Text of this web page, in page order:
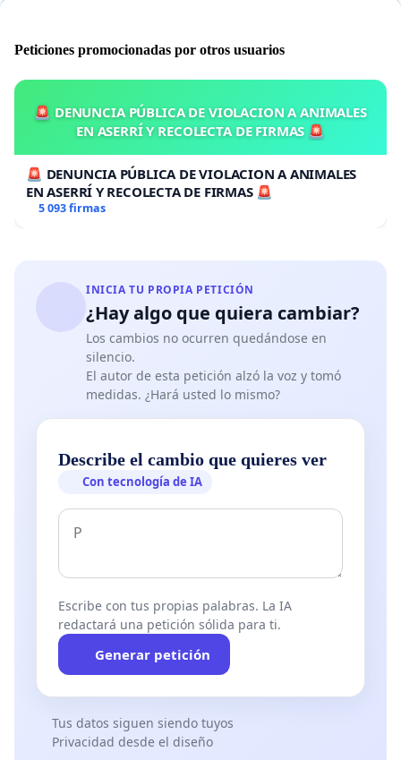
Peticiones promocionadas por otros usuarios
🚨 DENUNCIA PÚBLICA DE VIOLACION A ANIMALES
EN ASERRÍ Y RECOLECTA DE FIRMAS 🚨
🚨 DENUNCIA PÚBLICA DE VIOLACION A ANIMALES
EN ASERRÍ Y RECOLECTA DE FIRMAS 🚨
5 093 firmas
INICIA TU PROPIA PETICIÓN
¿Hay algo que quiera cambiar?
Los cambios no ocurren quedándose en
silencio.
El autor de esta petición alzó la voz y tomó
medidas. ¿Hará usted lo mismo?
Describe el cambio que quieres ver
Con tecnología de IA
Escribe con tus propias palabras. La IA
redactará una petición sólida para ti.
Generar petición
Tus datos siguen siendo tuyos
Privacidad desde el diseño